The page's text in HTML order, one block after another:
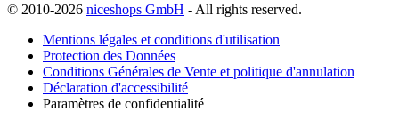
© 2010-2026 niceshops GmbH - All rights reserved.
Mentions légales et conditions d'utilisation
Protection des Données
Conditions Générales de Vente et politique d'annulation
Déclaration d'accessibilité
Paramètres de confidentialité